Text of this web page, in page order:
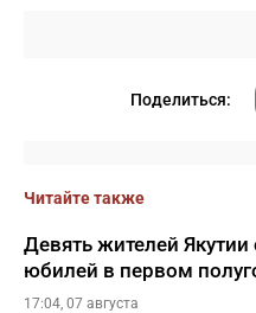
Поделиться:
Читайте также
Девять жителей
юбилей в первом
17:04, 07 августа